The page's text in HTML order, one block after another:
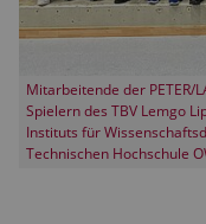
Mitarbeitende der PETER/
Spielern des TBV Lemgo
Instituts für
Technischen Hochschule